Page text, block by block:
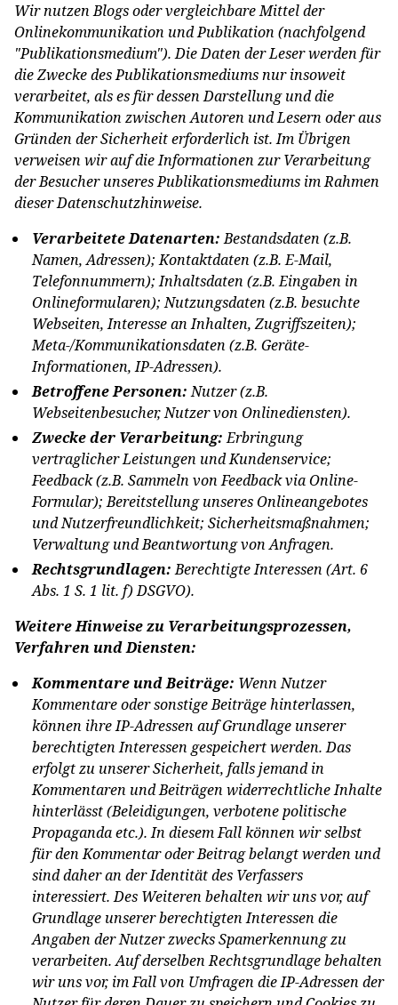
Wir nutzen Blogs oder vergleichbare Mittel der
Onlinekommunikation und Publikation (nachfolgend
"Publikationsmedium"). Die Daten der Leser werden für
die Zwecke des Publikationsmediums nur insoweit
verarbeitet, als es für dessen Darstellung und die
Kommunikation zwischen Autoren und Lesern oder aus
Gründen der Sicherheit erforderlich ist. Im Übrigen
verweisen wir auf die Informationen zur Verarbeitung
der Besucher unseres Publikationsmediums im Rahmen
dieser Datenschutzhinweise.
Verarbeitete Datenarten:Bestandsdaten (z.B.
Namen, Adressen); Kontaktdaten (z.B. E-Mail,
Telefonnummern); Inhaltsdaten (z.B. Eingaben in
Onlineformularen); Nutzungsdaten (z.B. besuchte
Webseiten, Interesse an Inhalten, Zugriffszeiten);
Meta-/Kommunikationsdaten (z.B. Geräte-
Informationen, IP-Adressen).
Betroffene Personen:Nutzer (z.B.
Webseitenbesucher, Nutzer von Onlinediensten).
Zwecke der Verarbeitung:Erbringung
vertraglicher Leistungen und Kundenservice;
Feedback (z.B. Sammeln von Feedback via Online-
Formular); Bereitstellung unseres Onlineangebotes
und Nutzerfreundlichkeit; Sicherheitsmaßnahmen;
Verwaltung und Beantwortung von Anfragen.
Rechtsgrundlagen:Berechtigte Interessen (Art. 6
Abs. 1 S. 1 lit. f) DSGVO).
Weitere Hinweise zu Verarbeitungsprozessen,
Verfahren und Diensten:
Kommentare und Beiträge: Wenn Nutzer
Kommentare oder sonstige Beiträge hinterlassen,
können ihre IP-Adressen auf Grundlage unserer
berechtigten Interessen gespeichert werden. Das
erfolgt zu unserer Sicherheit, falls jemand in
Kommentaren und Beiträgen widerrechtliche Inhalte
hinterlässt (Beleidigungen, verbotene politische
Propaganda etc.). In diesem Fall können wir selbst
für den Kommentar oder Beitrag belangt werden und
sind daher an der Identität des Verfassers
interessiert. Des Weiteren behalten wir uns vor, auf
Grundlage unserer berechtigten Interessen die
Angaben der Nutzer zwecks Spamerkennung zu
verarbeiten. Auf derselben Rechtsgrundlage behalten
wir uns vor, im Fall von Umfragen die IP-Adressen der